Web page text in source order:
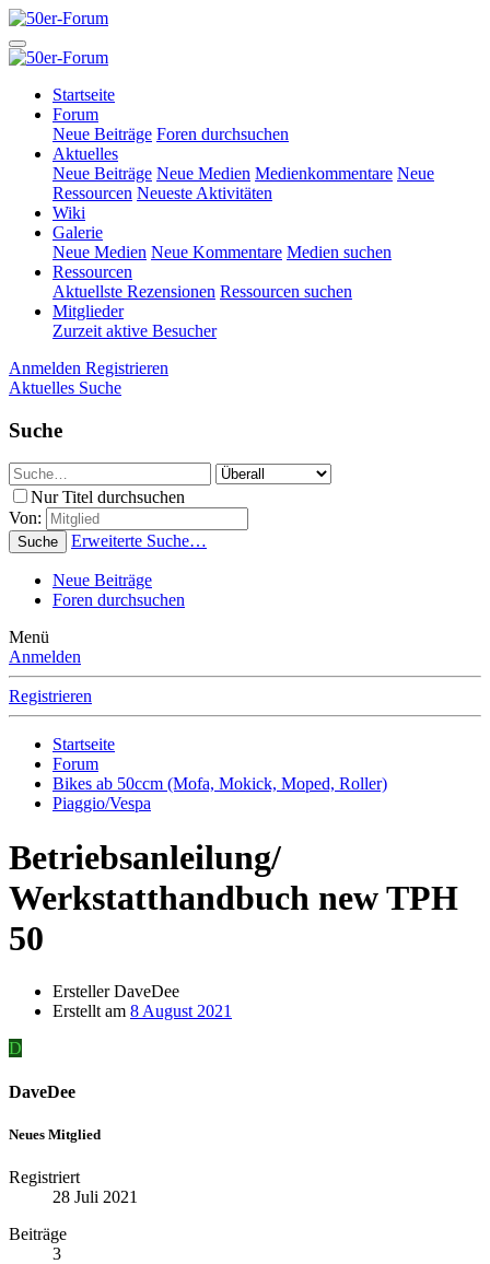
Startseite
Forum
Neue Beiträge Foren durchsuchen
Aktuelles
Neue Beiträge Neue Medien Medienkommentare Neue
Ressourcen Neueste Aktivitäten
Wiki
Galerie
Neue Medien Neue Kommentare Medien suchen
Ressourcen
Aktuellste Rezensionen Ressourcen suchen
Mitglieder
Zurzeit aktive Besucher
Anmelden Registrieren
Aktuelles Suche
Suche
Nur Titel durchsuchen
Von:
Suche Erweiterte Suche…
Neue Beiträge
Foren durchsuchen
Menü
Anmelden
Registrieren
Startseite
Forum
Bikes ab 50ccm (Mofa, Mokick, Moped, Roller)
Piaggio/Vespa
Betriebsanleilung/
Werkstatthandbuch new TPH
50
ErstellerDaveDee
Erstellt am 8 August 2021
D
DaveDee
Neues Mitglied
Registriert
28 Juli 2021
Beiträge
3